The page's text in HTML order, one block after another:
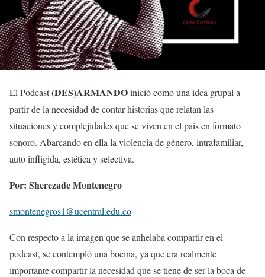
El Podcast(DES)ARMANDOinició como una idea grupal a
partir de la necesidad de contar historias que relatan las
situaciones y complejidades que se viven en el país en formato
sonoro. Abarcando en ella la violencia de género, intrafamiliar,
auto infligida, estética y selectiva.
Por: Sherezade Montenegro
smontenegros1@ucentral.edu.co
Con respecto a la imagen que se anhelaba compartir en el
podcast, se contempló una bocina, ya que era realmente
importante compartir la necesidad que se tiene de ser la boca de